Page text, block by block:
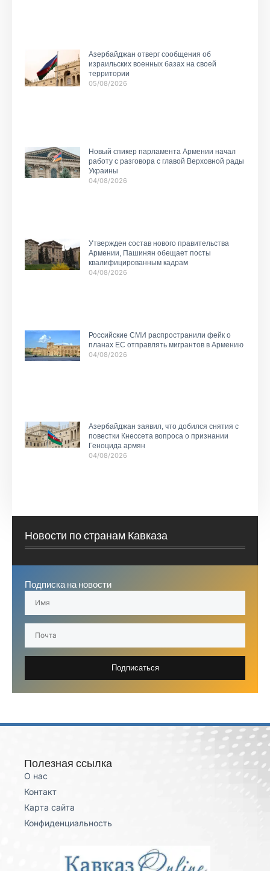
Азербайджан отверг сообщения об
израильских военных базах на своей
территории
05/08/2026
Новый спикер парламента Армении начал
работу с разговора с главой Верховной рады
Украины
04/08/2026
Утвержден состав нового правительства
Армении, Пашинян обещает посты
квалифицированным кадрам
04/08/2026
Российские СМИ распространили фейк о
планах ЕС отправлять мигрантов в Армению
04/08/2026
Азербайджан заявил, что добился снятия с
повестки Кнессета вопроса о признании
Геноцида армян
04/08/2026
Новости по странам Кавказа
Подписка на новости
Подписаться
Полезная ссылка
О нас
Контакт
Карта сайта
Конфиденциальность